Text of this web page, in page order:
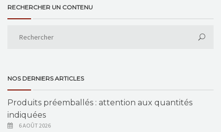
RECHERCHER UN CONTENU
NOS DERNIERS ARTICLES
Produits préemballés : attention aux quantités
indiquées
6 AOÛT 2026